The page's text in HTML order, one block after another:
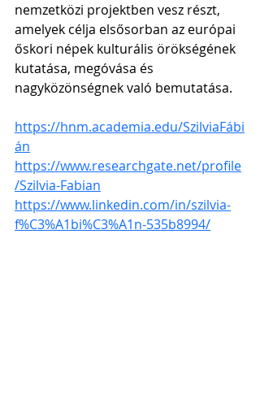
nemzetközi projektben vesz részt,
amelyek célja elsősorban az európai
őskori népek kulturális örökségének
kutatása, megóvása és
nagyközönségnek való bemutatása.
https://hnm.academia.edu/SzilviaFábi
án
https://www.researchgate.net/profile
/Szilvia-Fabian
https://www.linkedin.com/in/szilvia-
f%C3%A1bi%C3%A1n-535b8994/